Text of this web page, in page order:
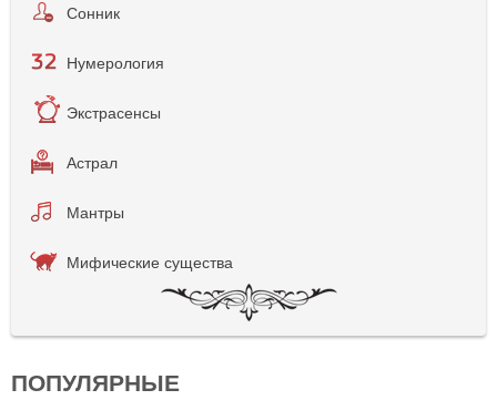
Сонник
Нумерология
Экстрасенсы
Астрал
Мантры
Мифические существа
ПОПУЛЯРНЫЕ